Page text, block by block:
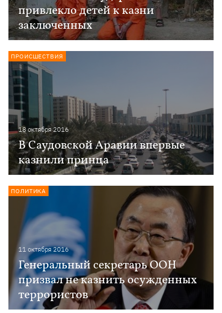
привлекло детей к казни
заключенных
18 октября 2016
В Саудовской Аравии впервые
казнили принца
ПРОИСШЕСТВИЯ
11 октября 2016
Генеральный секретарь ООН
призвал не казнить осужденных
террористов
ПОЛИТИКА